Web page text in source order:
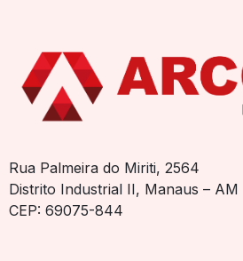
Rua Palmeira do Miriti, 2564
Distrito Industrial II, Manaus – AM
CEP: 69075-844